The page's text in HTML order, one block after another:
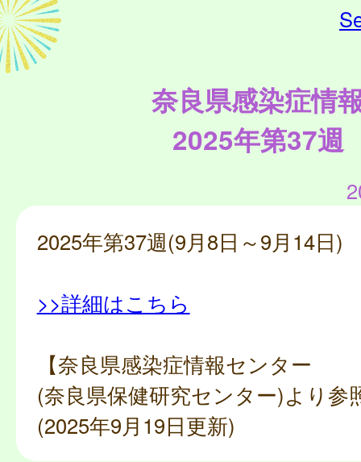
奈良県感染症情
2025年第37週
2025年第37週(9月8日～9月14日)
>>詳細はこちら
【奈良県感染症情報センター
(奈良県保健研究センター)より参
(2025年9月19日更新)